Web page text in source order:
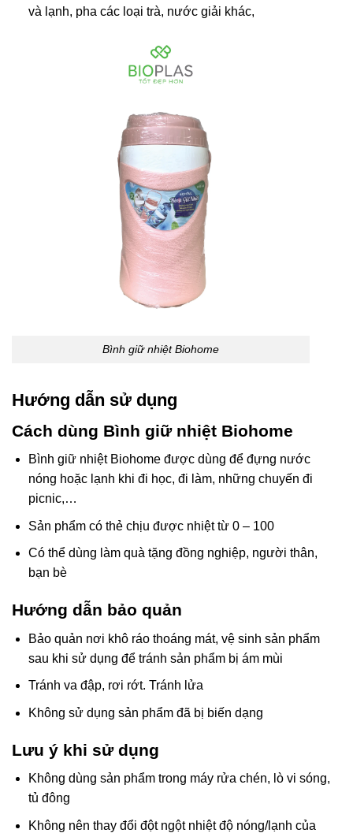
và lạnh, pha các loại trà, nước giải khác,
Bình giữ nhiệt Biohome
Hướng dẫn sử dụng
Cách dùng Bình giữ nhiệt Biohome
Bình giữ nhiệt Biohome được dùng để đựng nước
nóng hoặc lạnh khi đi học, đi làm, những chuyến đi
picnic,…
Sản phẩm có thẻ chịu được nhiệt từ 0 – 100
Có thể dùng làm quà tặng đồng nghiệp, người thân,
bạn bè
Hướng dẫn bảo quản
Bảo quản nơi khô ráo thoáng mát, vệ sinh sản phẩm
sau khi sử dụng để tránh sản phẩm bị ám mùi
Tránh va đập, rơi rớt. Tránh lửa
Không sử dụng sản phẩm đã bị biến dạng
Lưu ý khi sử dụng
Không dùng sản phẩm trong máy rửa chén, lò vi sóng,
tủ đông
Không nên thay đổi đột ngột nhiệt độ nóng/lạnh của